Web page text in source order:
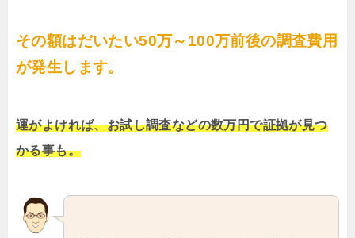
その額はだいたい50万～100万前後の調査費用
が発生します。
運がよければ、お試し調査などの数万円で証拠が見つ
かる事も。